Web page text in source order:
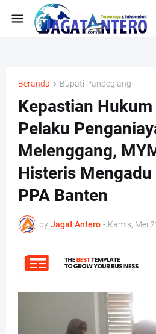
Beranda Bupati Pandeglang
Kepastian
Pelaku
Melenggang,
Histeris Mengadu
PPA Banten
by Jagat Antero - Kamis, Mei